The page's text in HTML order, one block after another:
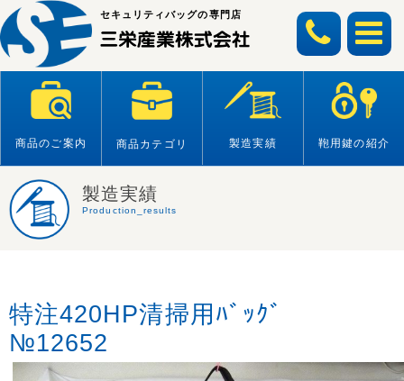
Skip
to
content
セキュリティバッグの専門店
商品のご案内 商品カテゴリ 製造実績 鞄用鍵の紹介
製造実績
Production_results
特注420HP清掃用ﾊﾞｯｸﾞ
№12652